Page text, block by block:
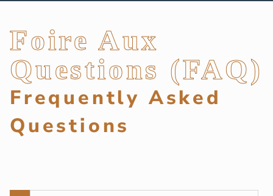
Foire Aux
Questions (FAQ)
Frequently Asked
Questions